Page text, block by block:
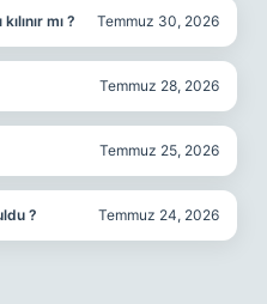
mı ? Temmuz 30, 2026
Temmuz 28, 2026
Temmuz 25, 2026
? Temmuz 24, 2026